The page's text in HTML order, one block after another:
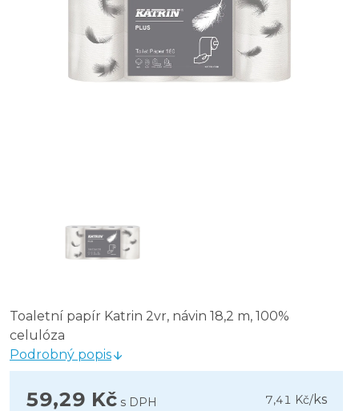
Toaletní papír Katrin 2vr, návin 18,2 m, 100%
celulóza
Podrobný popis
59,29 Kč s DPH 7,41 Kč/ks